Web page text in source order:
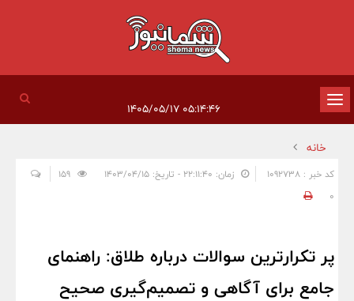
تغییر
وضعیت
ناوبری
۰۵:۱۴:۴۶ ۱۴۰۵/۰۵/۱۷
خانه
کد خبر : 1092738 زمان: ۲۲:۱۱:۴۰ - تاریخ: ۱۴۰۳/۰۴/۱۵
0
پر تکرارترین سوالات درباره طلاق: راهنمای
جامع برای آگاهی و تصمیم‌گیری صحیح